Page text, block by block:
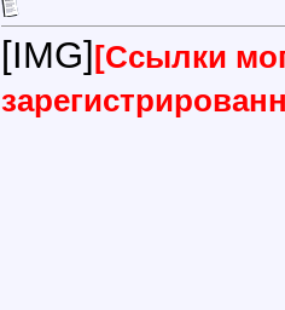
[IMG] [Ссылки